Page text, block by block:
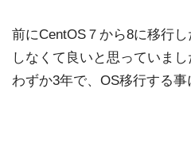
前にCentOS７から8に移行
しなくて良いと思っていま
わずか3年で、OS移行する事